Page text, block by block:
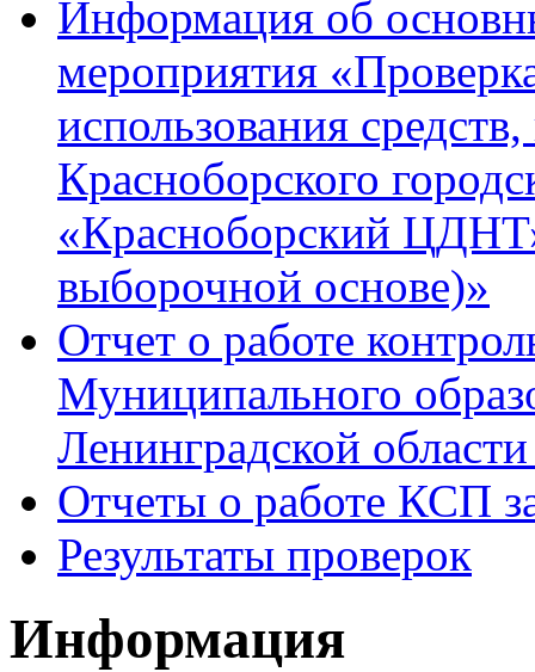
Информация об
мероприятия
использования
Красноборского
«Красноборский
выборочной основе)»
Отчет о работе
Муниципального
Ленинградской
Отчеты о работе КСП
Результаты проверок
Информация